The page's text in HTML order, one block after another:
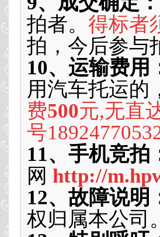
拍者。 得标者
拍，今后参与
10、运输费用
用汽车托运的
费500元,无直
号
11、手机竞拍
网 http://
12、故障说明
权归属本公司。